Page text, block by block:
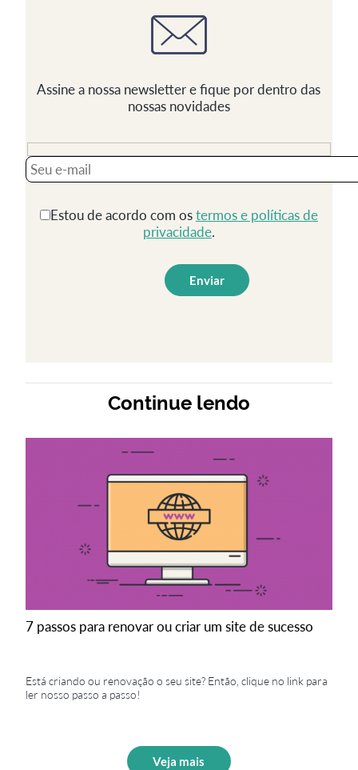
Assine a nossa newsletter e fique por dentro das
nossas novidades
Estou de acordo com ostermos e políticas de
privacidade.
Continue lendo
7 passos para renovar ou criar um site de sucesso
Está criando ou renovação o seu site? Então, clique no link para
ler nosso passo a passo!
Veja mais